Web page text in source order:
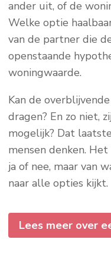
ander uit, of de
Welke optie
van de partner die
openstaande
woningwaarde.
Kan de
dragen? En zo niet,
mogelijk? Dat
mensen denken.
ja of nee, maar van
naar alle opties kijkt.
Lees meer over